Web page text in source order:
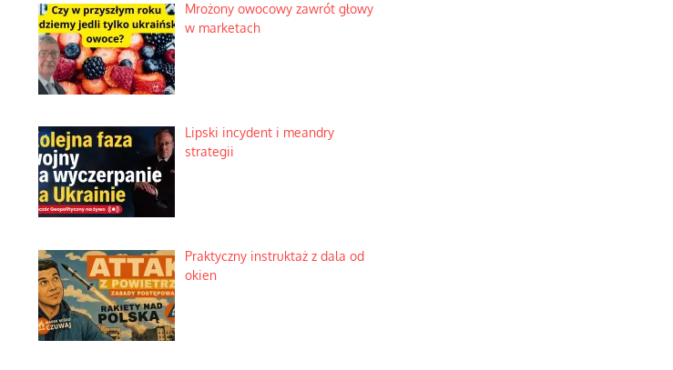
Mrożony owocowy zawrót głowy
w marketach
Lipski incydent i meandry
strategii
Praktyczny instruktaż z dala od
okien